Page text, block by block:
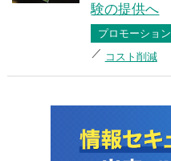
験の提供へ
プロモーション
コスト削減